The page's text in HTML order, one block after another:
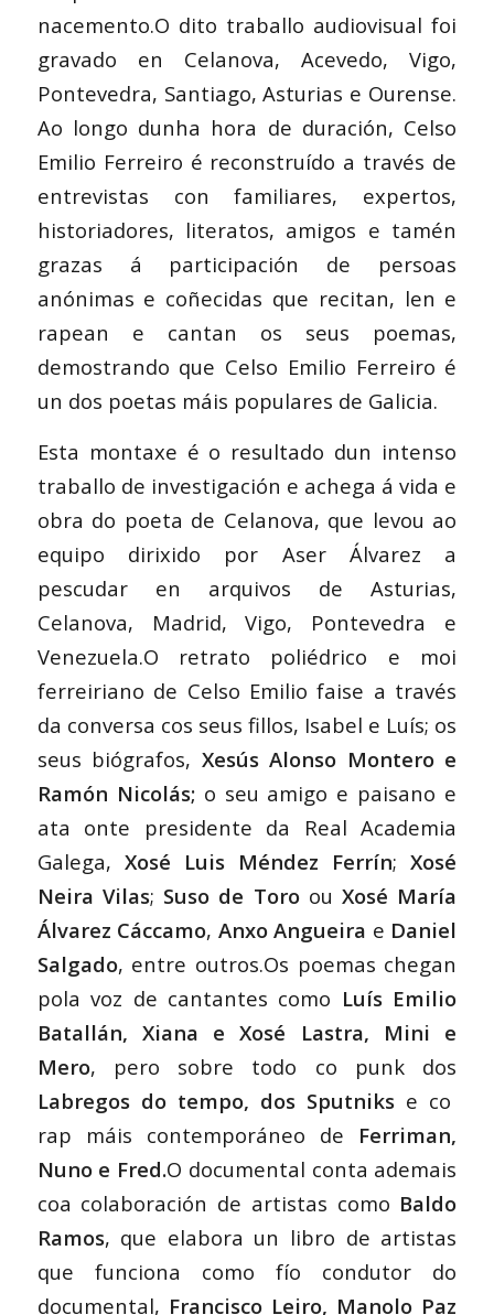
nacemento.O dito traballo audiovisual foi
gravado en Celanova, Acevedo, Vigo,
Pontevedra, Santiago, Asturias e Ourense.
Ao longo dunha hora de duración, Celso
Emilio Ferreiro é reconstruído a través de
entrevistas con familiares, expertos,
historiadores, literatos, amigos e tamén
grazas á participación de persoas
anónimas e coñecidas que recitan, len e
rapean e cantan os seus poemas,
demostrando que Celso Emilio Ferreiro é
un dos poetas máis populares de Galicia.
Esta montaxe é o resultado dun intenso
traballo de investigación e achega á vida e
obra do poeta de Celanova, que levou ao
equipo dirixido por Aser Álvarez a
pescudar en arquivos de Asturias,
Celanova, Madrid, Vigo, Pontevedra e
Venezuela.O retrato poliédrico e moi
ferreiriano de Celso Emilio faise a través
da conversa cos seus fillos, Isabel e Luís; os
seus biógrafos, Xesús Alonso Montero e
Ramón Nicolás;o seu amigo e paisano e
ata onte presidente da Real Academia
Galega, Xosé Luis Méndez Ferrín;Xosé
Neira Vilas; Suso de Toroou Xosé María
Álvarez Cáccamo, Anxo Angueira e Daniel
Salgado, entre outros.Os poemas chegan
pola voz de cantantes como Luís Emilio
Batallán, Xiana e Xosé Lastra, Mini e
Mero, pero sobre todo co punk dos
Labregos do tempo, dos Sputniks e co
rap máis contemporáneo de Ferriman,
Nuno e Fred.O documental conta ademais
coa colaboración de artistas como Baldo
Ramos, que elabora un libro de artistas
que funciona como fío condutor do
documental, Francisco Leiro, Manolo Paz